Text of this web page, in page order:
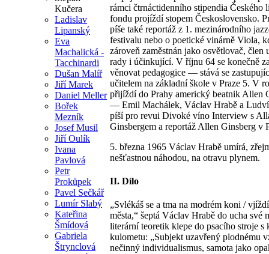
Kučera
Ladislav
Lipanský
Eva
Machalická -
Tacchinardi
Dušan Malíř
Jiří Marek
Daniel Meller
Bořek
Mezník
Josef Musil
Jiří Oulík
Ivana
Pavlová
Petr
Prokůpek
Pavel Sečkář
Lumír Slabý
Kateřina
Šmídová
Gabriela
Štrynclová
rámci čtrnáctidenního stipendia Českého
fondu projíždí stopem Československo.
píše také reportáž z 1. mezinárodního
festivalu nebo o poetické vinárně Viola,
zároveň zaměstnán jako osvětlovač, člen
rady i účinkující. V říjnu 64 se konečně
věnovat pedagogice — stává se
učitelem na základní škole v Praze 5. V
přijíždí do Prahy americký beatnik Allen
— Emil Machálek, Václav Hrabě a
píší pro revui Divoké víno Interview s
Ginsbergem a reportáž Allen Ginsberg v
5. března 1965 Václav Hrabě umírá,
nešťastnou náhodou, na otravu plynem.
II. Dílo
„Svlékáš se a tma na modrém koni /
města,“ šeptá Václav Hrabě do ucha své
literární teoretik klepe do psacího stroje s
kulometu: „Subjekt uzavřený plodnému
nečinný individualismus, samota jako